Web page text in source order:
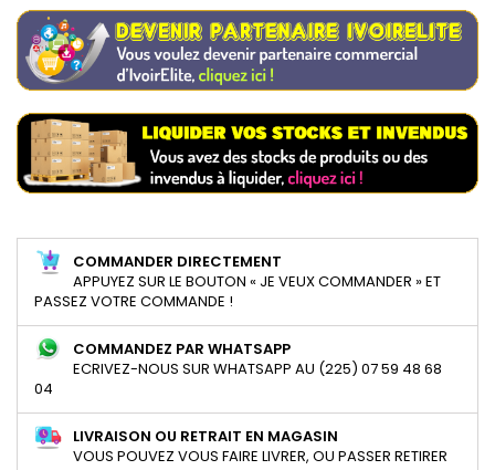
COMMANDER DIRECTEMENT
APPUYEZ SUR LE BOUTON « JE VEUX COMMANDER » ET
PASSEZ VOTRE COMMANDE !
COMMANDEZ PAR WHATSAPP
ECRIVEZ-NOUS SUR WHATSAPP AU (225) 07 59 48 68
04
LIVRAISON OU RETRAIT EN MAGASIN
VOUS POUVEZ VOUS FAIRE LIVRER, OU PASSER RETIRER